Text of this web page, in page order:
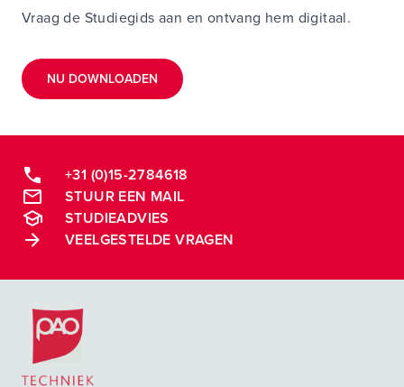
Vraag de Studiegids aan en ontvang hem digitaal.
NU DOWNLOADEN
+31 (0)15-2784618
STUUR EEN MAIL
STUDIEADVIES
VEELGESTELDE VRAGEN
Postacademische cursussen, leergangen en opleidingen